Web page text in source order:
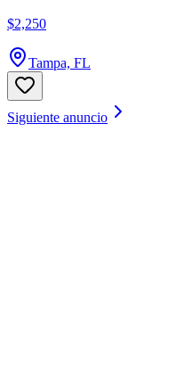
$2,250
Tampa, FL
Siguiente anuncio